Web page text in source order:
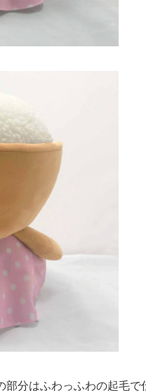
分はふわっふわの起毛で